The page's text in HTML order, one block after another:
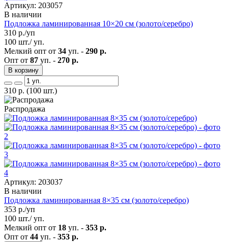
Артикул: 203057
В наличии
Подложка ламинированная 10×20 см (золото/серебро)
310 р./уп
100 шт./ уп.
Мелкий опт от 34 уп. - 290 р.
Опт от 87 уп. - 270 р.
В корзину
310 р. (100 шт.)
Распродажа
Артикул: 203037
В наличии
Подложка ламинированная 8×35 см (золото/серебро)
353 р./уп
100 шт./ уп.
Мелкий опт от 18 уп. - 353 р.
Опт от 44 уп. - 353 р.